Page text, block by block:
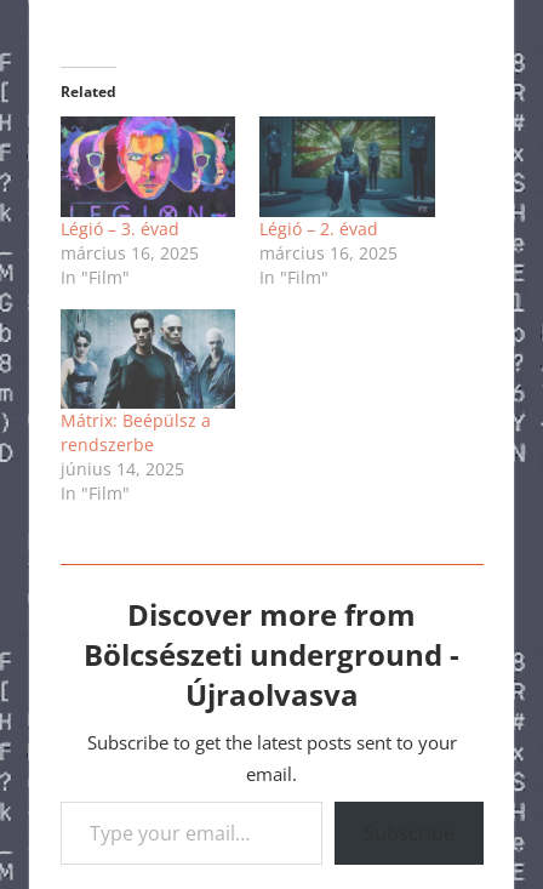
Related
Légió – 3. évad
március 16, 2025
In "Film"
Légió – 2. évad
március 16, 2025
In "Film"
Mátrix: Beépülsz a
rendszerbe
június 14, 2025
In "Film"
Discover more from
Bölcsészeti underground -
Újraolvasva
Subscribe to get the latest posts sent to your
email.
Type your email…